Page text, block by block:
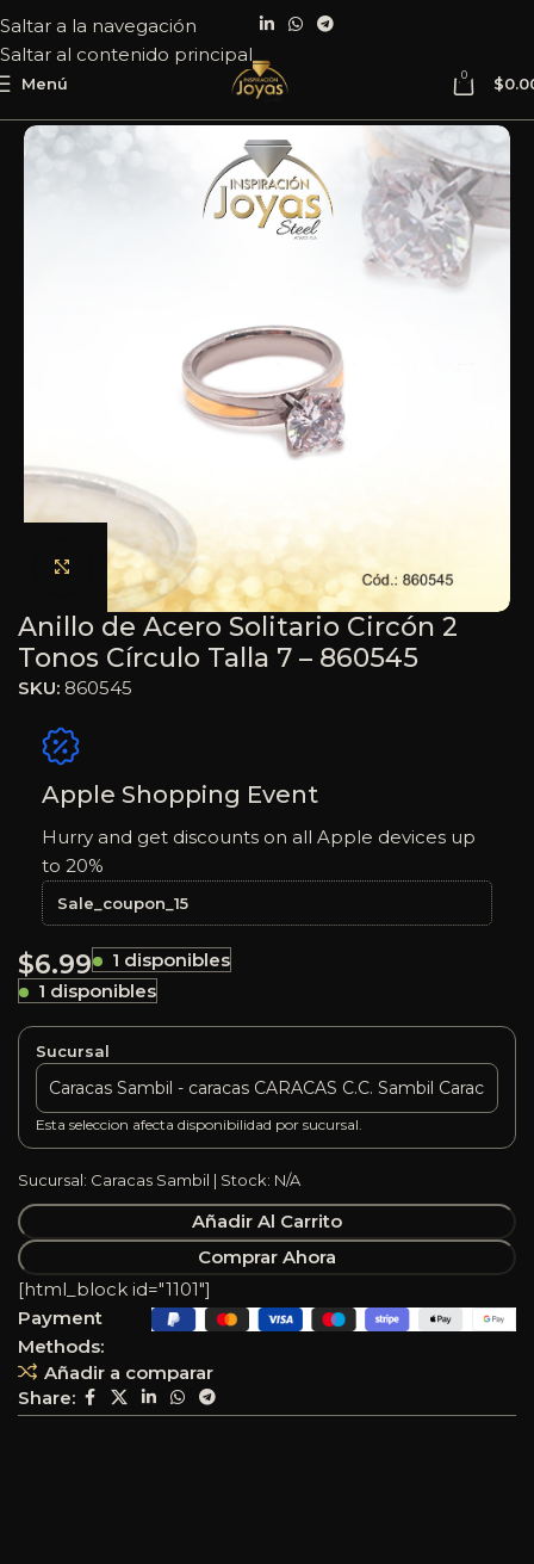
Saltar a la navegación
Saltar al contenido principal
Menú 0 $
Haga clic para ampliar
Anillo de Acero Solitario Circón 2
Tonos Círculo Talla 7 – 860545
SKU: 860545
Apple Shopping Event
Hurry and get discounts on all Apple devices up
to 20%
Sale_coupon_15
$6.99
1 disponibles
1 disponibles
Sucursal
Esta seleccion afecta disponibilidad por sucursal.
Sucursal: Caracas Sambil | Stock: N/A
Añadir Al Carrito
Comprar Ahora
Añadir a comparar
Share:
[html_block id="1101"]
Payment
Methods: